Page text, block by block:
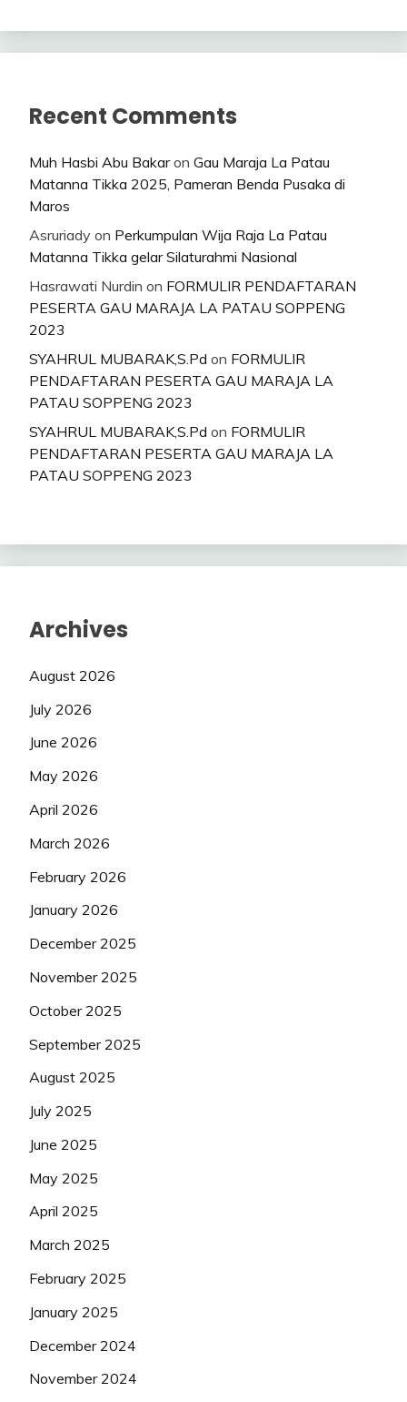
Recent Comments
Muh Hasbi Abu Bakaron Gau Maraja La Patau
Matanna Tikka 2025, Pameran Benda Pusaka di
Maros
Asruriady on Perkumpulan Wija Raja La Patau
Matanna Tikka gelar Silaturahmi Nasional
Hasrawati Nurdin on FORMULIR PENDAFTARAN
PESERTA GAU MARAJA LA PATAU SOPPENG
2023
SYAHRUL MUBARAK,S.Pd on FORMULIR
PENDAFTARAN PESERTA GAU MARAJA LA
PATAU SOPPENG 2023
SYAHRUL MUBARAK,S.Pd on FORMULIR
PENDAFTARAN PESERTA GAU MARAJA LA
PATAU SOPPENG 2023
Archives
August 2026
July 2026
June 2026
May 2026
April 2026
March 2026
February 2026
January 2026
December 2025
November 2025
October 2025
September 2025
August 2025
July 2025
June 2025
May 2025
April 2025
March 2025
February 2025
January 2025
December 2024
November 2024